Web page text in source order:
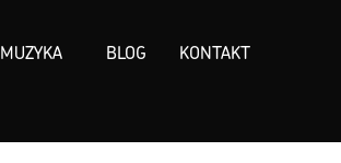
MUZYKA BLOG KONTAKT